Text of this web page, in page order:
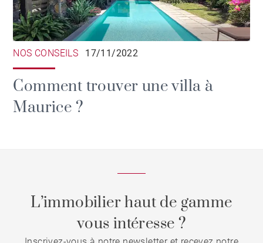
NOS CONSEILS 17/11/2022
Comment trouver une villa à
Maurice ?
L’immobilier haut de gamme
vous intéresse ?